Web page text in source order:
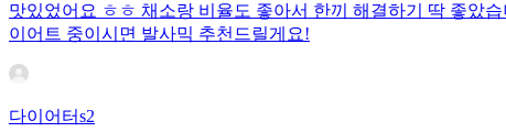
맛있었어요 ㅎㅎ 채소랑 비율도 좋아서 한끼 해결하기 딱 좋았
이어트 중이시면 발사믹 추천드릴게요!
다이어터s2